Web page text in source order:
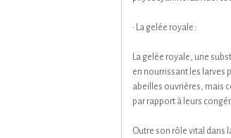
• La gelée royale :
La gelée royale, une
en nourrissant les larves
abeilles ouvrières, mais
par rapport à leurs
Outre son rôle vital dans